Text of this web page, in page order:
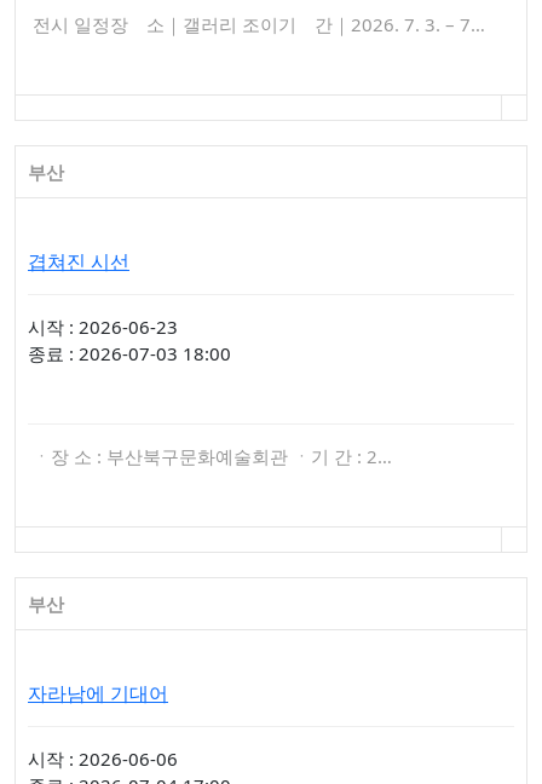
전시 일정장 소｜갤러리 조이기 간｜2026. 7. 3. – 7…
부산
겹쳐진 시선
시작 : 2026-06-23
종료 : 2026-07-03 18:00
ㆍ장 소 : 부산북구문화예술회관 ㆍ기 간 : 2…
부산
자라남에 기대어
시작 : 2026-06-06